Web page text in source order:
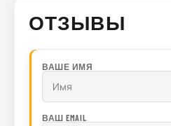
ОТЗЫВЫ
ВАШЕ ИМЯ
ВАШ EMAIL